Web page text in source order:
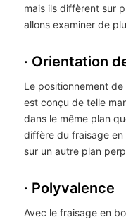
mais ils diffèrent sur
allons examiner de
· Orientation
Le positionnement
est conçu de telle
dans le même plan
diffère du fraisage
sur un autre plan
· Polyvalence
Avec le fraisage en